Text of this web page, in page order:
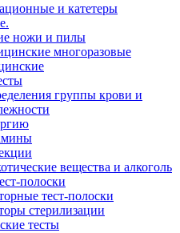
и катетеры
ножи и пилы
многоразовые
группы крови и
вещества и алкоголь
полоски
тест-полоски
стерилизации
тесты